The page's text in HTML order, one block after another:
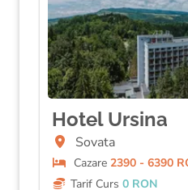
Hotel Ursina
Sovata
Cazare 2390 - 6390
Tarif Curs 0 RON